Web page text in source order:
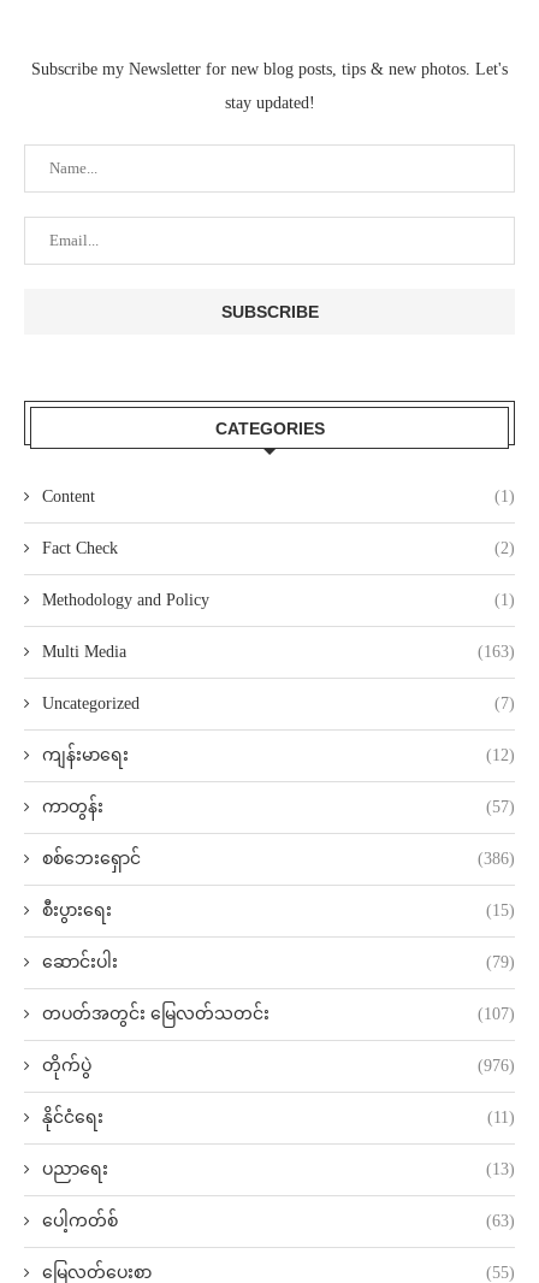
Subscribe my Newsletter for new blog posts, tips & new photos. Let's
stay updated!
CATEGORIES
Content (1)
Fact Check (2)
Methodology and Policy (1)
Multi Media (163)
Uncategorized (7)
ကျန်းမာရေး (12)
ကာတွန်း (57)
စစ်ဘေးရှောင် (386)
စီးပွားရေး (15)
ဆောင်းပါး (79)
တပတ်အတွင်း မြေလတ်သတင်း (107)
တိုက်ပွဲ (976)
နိုင်ငံရေး (11)
ပညာရေး (13)
ပေါ့ကတ်စ် (63)
မြေလတ်ပေးစာ (55)